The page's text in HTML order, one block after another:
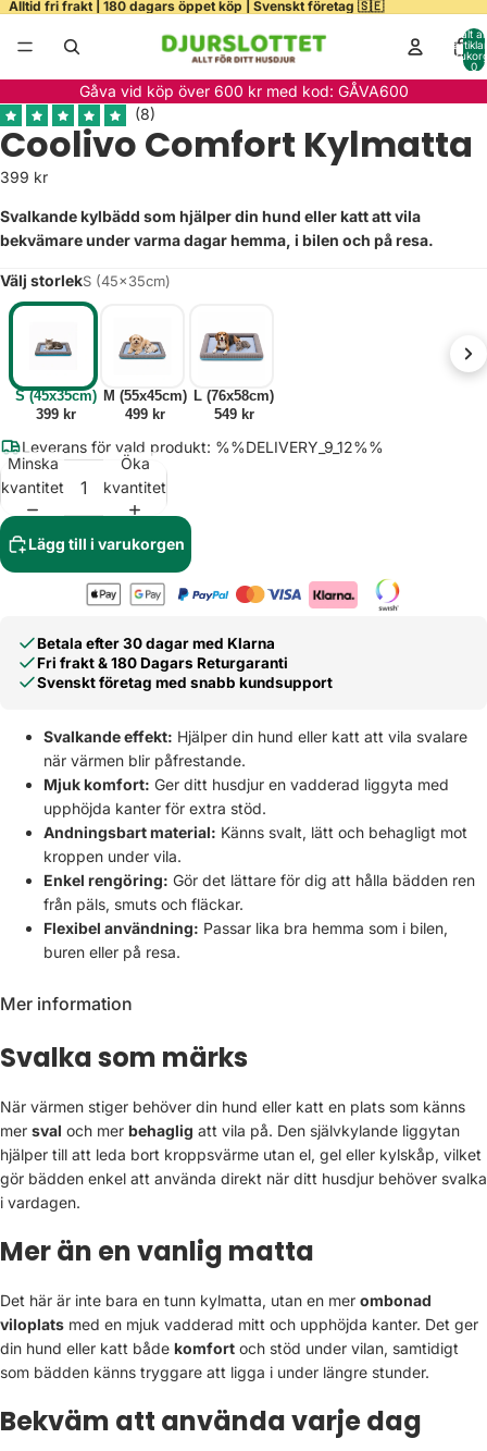
Alltid fri frakt | 180 dagars öppet köp | Svenskt företag 🇸🇪
Totalt
0
Gåva vid köp över 600 kr med kod: GÅVA600
Coolivo Comfort Kylmatta
399 kr
Svalkande kylbädd som hjälper din hund eller katt att vila
bekvämare under varma dagar hemma, i bilen och på resa.
Välj storlekS (45x35cm)
S (45x35cm)
399 kr
M (55x45cm)
499 kr
L (76x58cm)
549 kr
Storlek
Leverans för vald produkt: %%DELIVERY_9_12%%
Minska
kvantitet
Öka
kvantitet
Lägg till i varukorgen
Betala efter 30 dagar med Klarna
Fri frakt & 180 Dagars Returgaranti
Svenskt företag med snabb kundsupport
Svalkande effekt: Hjälper din hund eller katt att vila svalare
när värmen blir påfrestande.
Mjuk komfort: Ger ditt husdjur en vadderad liggyta med
upphöjda kanter för extra stöd.
Andningsbart material: Känns svalt, lätt och behagligt mot
kroppen under vila.
Enkel rengöring: Gör det lättare för dig att hålla bädden ren
från päls, smuts och fläckar.
Flexibel användning: Passar lika bra hemma som i bilen,
buren eller på resa.
Mer information
Svalka som märks
När värmen stiger behöver din hund eller katt en plats som känns
mer sval och mer behaglig att vila på. Den självkylande liggytan
hjälper till att leda bort kroppsvärme utan el, gel eller kylskåp, vilket
gör bädden enkel att använda direkt när ditt husdjur behöver svalka
i vardagen.
Mer än en vanlig matta
Det här är inte bara en tunn kylmatta, utan en mer ombonad
viloplats med en mjuk vadderad mitt och upphöjda kanter. Det ger
din hund eller katt både komfort och stöd under vilan, samtidigt
som bädden känns tryggare att ligga i under längre stunder.
Bekväm att använda varje dag